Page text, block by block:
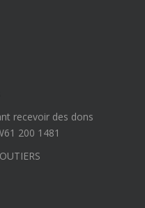
recevoir des dons
200 1481